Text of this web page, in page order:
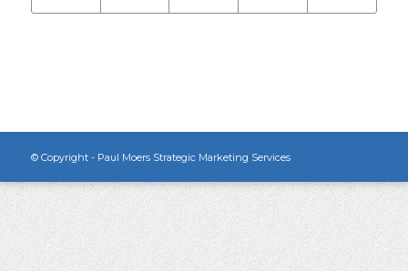
© Copyright - Paul Moers Strategic Marketing Services